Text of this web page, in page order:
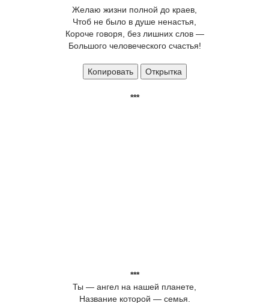
Желаю жизни полной до краев,
Чтоб не было в душе ненастья,
Короче говоря, без лишних слов —
Большого человеческого счастья!
Копировать Открытка
***
***
Ты — ангел на нашей планете,
Название которой — семья.